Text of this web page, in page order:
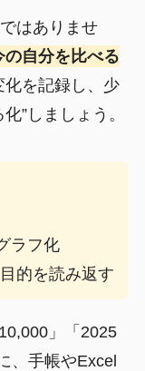
はありませ
自分を比べる
化を記録し、少
”しましょう。
ラフ化
的を読み返す
」「2025
、手帳やExcel